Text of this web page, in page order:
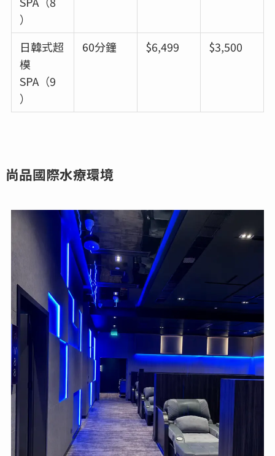
）
日韓式超
模
SPA（9
）
60分鐘 $6,499 $3,500
尚品國際水療環境